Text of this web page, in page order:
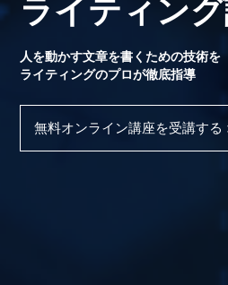
ライティン
人を動かす文章を書くための技術を
ライティングのプロが徹底指導
無料オンライン講座を受講する